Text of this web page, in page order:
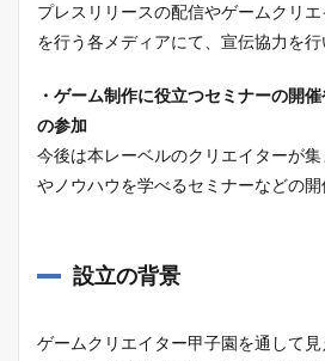
プレスリリースの配信やゲームクリ
を行う各メディアにて、宣伝協力を行
・ゲーム制作に役立つセミナーの開
の参加
今後は本レーベルのクリエイターが
やノウハウを学べるセミナーなどの開
設立の背景
ゲームクリエイター甲子園を通して